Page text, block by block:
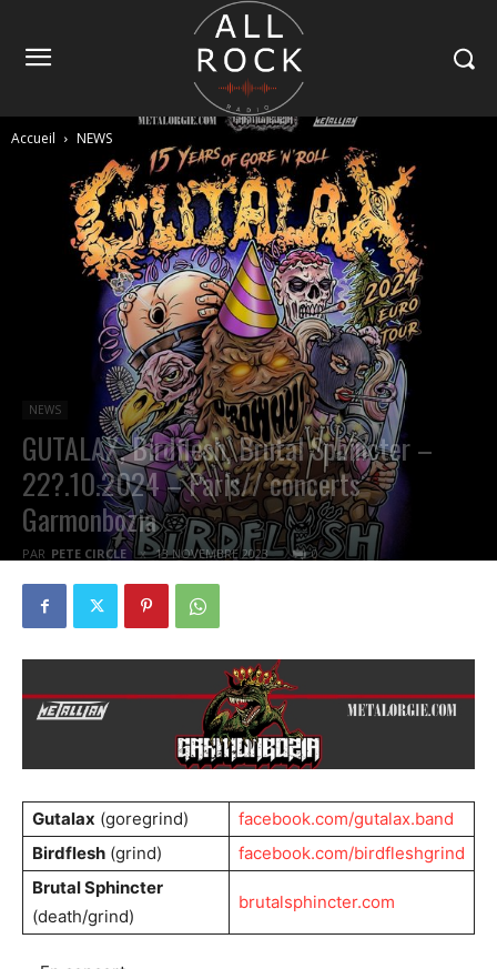
Accueil NEWS
NEWS
GUTALAX, Birdflesh, Brutal Sphincter –
22?.10.2024 – Paris// concerts
Garmonbozia
PAR PETE CIRCLE 13 NOVEMBRE 2023 0
Gutalax (goregrind)
facebook.com/gutalax.band
Birdflesh (grind)
facebook.com/birdfleshgrind
Brutal Sphincter
(death/grind)
brutalsphincter.com